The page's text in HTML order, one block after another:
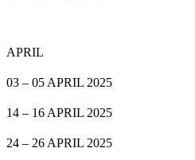
APRIL
03 – 05 APRIL 2025
14 – 16 APRIL 2025
24 – 26 APRIL 2025